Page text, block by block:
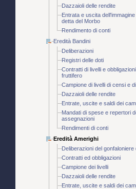
Dazzaioli delle rendite
Entrata e uscita
detta del Morbo
Rendimento di conti
Eredità Bandini
Deliberazioni
Registri delle doti
Contratti di livelli e
fruttifero
Campione di livelli di censi e
Dazzaioli delle rendite
Entrate, uscite e saldi dei
Mandati di spese e repertori
assegnazioni
Rendimenti di conti
Eredità Amerighi
Deliberazioni del gonfaloniere
Contratti ed obbligazioni
Campione dei livelli
Dazzaioli delle rendite
Entrate, uscite e saldi dei